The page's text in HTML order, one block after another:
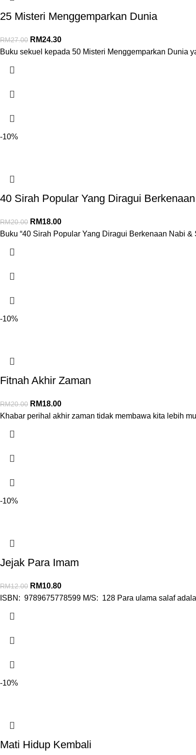
25 Misteri Menggemparkan Dunia
RM27.00 RM24.30
Buku sekuel kepada 50 Misteri Menggemparkan Dunia
-10%
40 Sirah Popular Yang Diragui
RM20.00 RM18.00
Buku “40 Sirah Popular Yang Diragui Berkenaan Nabi
-10%
Fitnah Akhir Zaman
RM20.00 RM18.00
Khabar perihal akhir zaman tidak membawa kita lebih
-10%
Jejak Para Imam
RM12.00 RM10.80
ISBN: 9789675778599 M/S: 128 Para ulama salaf
-10%
Mati Hidup Kembali